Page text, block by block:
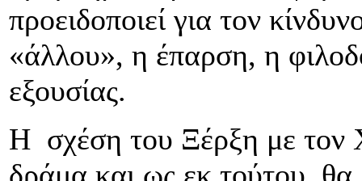
προειδοποιεί για τον
«άλλου», η έπαρση, η
εξουσίας.
Η σχέση του Ξέρξη με τον